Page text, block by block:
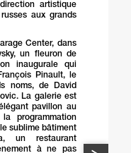
artistique
aux grands
Center, dans
un fleuron de
inaugurale qui
Pinault, le
noms, de David
La galerie est
pavillon au
programmation
sublime bâtiment
un restaurant
à ne pas